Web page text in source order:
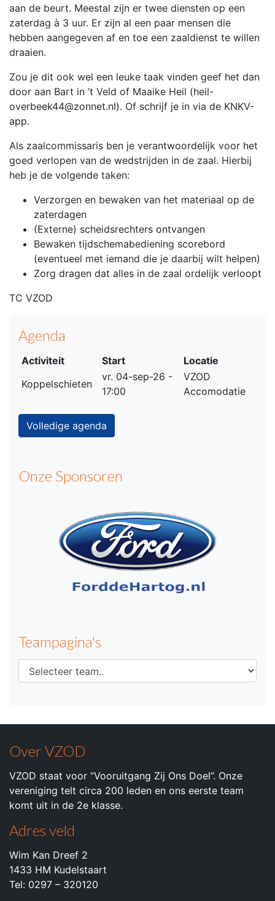
aan de beurt. Meestal zijn er twee diensten op een
zaterdag à 3 uur. Er zijn al een paar mensen die
hebben aangegeven af en toe een zaaldienst te willen
draaien.
Zou je dit ook wel een leuke taak vinden geef het dan
door aan Bart in ’t Veld of Maaike Heil (heil-
overbeek44@zonnet.nl). Of schrijf je in via de KNKV-
app.
Als zaalcommissaris ben je verantwoordelijk voor het
goed verlopen van de wedstrijden in de zaal. Hierbij
heb je de volgende taken:
Verzorgen en bewaken van het materiaal op de
zaterdagen
(Externe) scheidsrechters ontvangen
Bewaken tijdschemabediening scorebord
(eventueel met iemand die je daarbij wilt helpen)
Zorg dragen dat alles in de zaal ordelijk verloopt
TC VZOD
Agenda
Activiteit Start
Locatie
Koppelschieten
vr. 04-sep-26 -
17:00
VZOD
Accomodatie
Volledige agenda
Onze Sponsoren
Teampagina's
Over VZOD
VZOD staat voor “Vooruitgang Zij Ons Doel”. Onze
vereniging telt circa 200 leden en ons eerste team
komt uit in de 2e klasse.
Adres veld
Wim Kan Dreef 2
1433 HM Kudelstaart
Tel: 0297 – 320120